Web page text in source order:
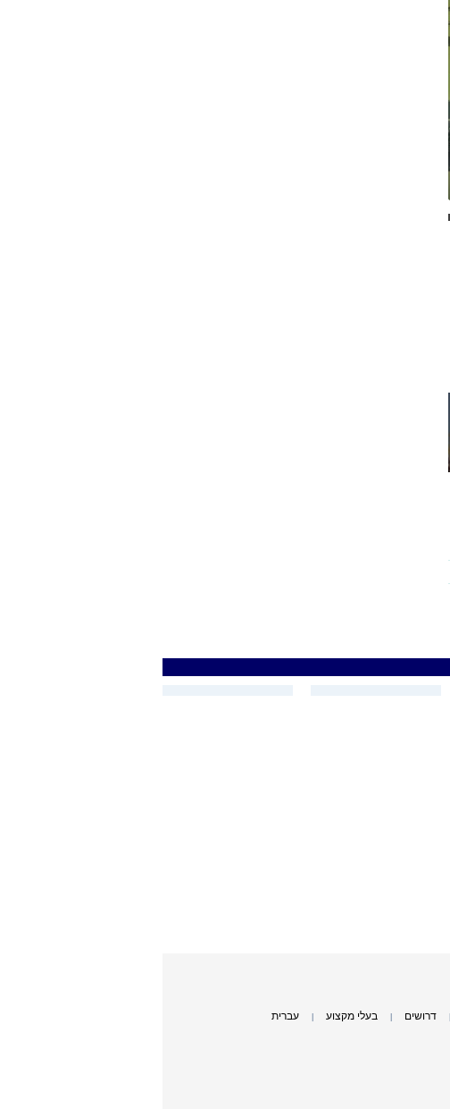
דרושים בעלי מקצוע עברית